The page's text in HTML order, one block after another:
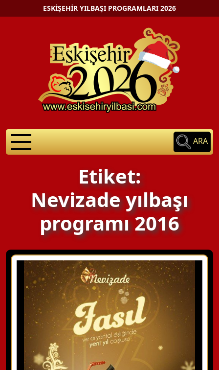
ESKIŞEHIR YILBAŞI PROGRAMLARI 2026
ARA
Etiket:
Nevizade yılbaşı
programı 2016